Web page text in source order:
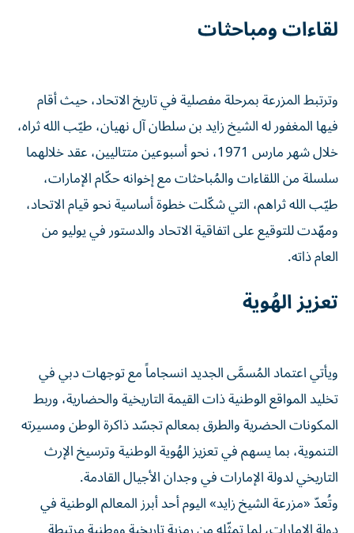
لقاءات ومباحثات
وترتبط المزرعة بمرحلة مفصلية في تاريخ الاتحاد، حيث أقام
فيها المغفور له الشيخ زايد بن سلطان آل نهيان، طيّب الله ثراه،
خلال شهر مارس 1971، نحو أسبوعين متتاليين، عقد خلالهما
سلسلة من اللقاءات والمُباحثات مع إخوانه حكّام الإمارات،
طيّب الله ثراهم، التي شكّلت خطوة أساسية نحو قيام الاتحاد،
ومهّدت للتوقيع على اتفاقية الاتحاد والدستور في يوليو من
العام ذاته.
تعزيز الهُوية
ويأتي اعتماد المُسمَّى الجديد انسجاماً مع توجهات دبي في
تخليد المواقع الوطنية ذات القيمة التاريخية والحضارية، وربط
المكونات الحضرية والطرق بمعالم تجسّد ذاكرة الوطن ومسيرته
التنموية، بما يسهم في تعزيز الهُوية الوطنية وترسيخ الإرث
التاريخي لدولة الإمارات في وجدان الأجيال القادمة.
وتُعدّ «مزرعة الشيخ زايد» اليوم أحد أبرز المعالم الوطنية في